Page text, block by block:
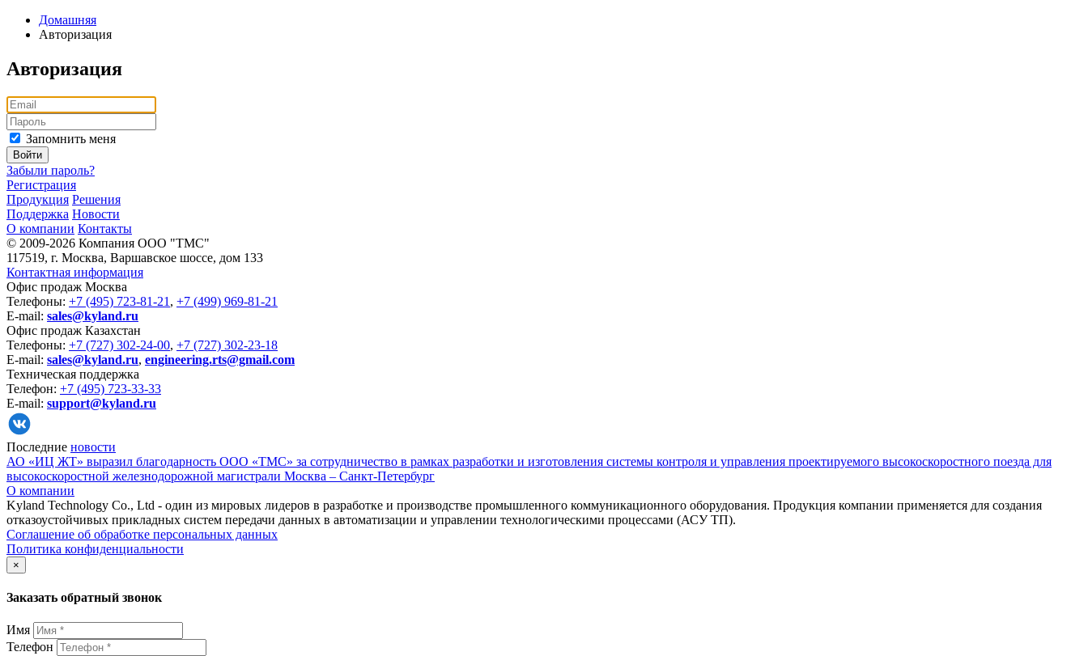
Домашняя
Авторизация
Авторизация
Запомнить меня
Войти
Забыли пароль?
Регистрация
Продукция Решения
Поддержка Новости
О компании Контакты
© 2009-2026 Компания OOO "TMC"
117519, г. Москва, Варшавское шоссе, дом 133
Контактная информация
Офис продаж Москва
Телефоны: +7 (495) 723-81-21 , +7 (499) 969-81-21
E-mail: sales@kyland.ru
Офис продаж Казахстан
Телефоны: +7 (727) 302-24-00, +7 (727) 302-23-18
E-mail: sales@kyland.ru, engineering.rts@gmail.com
Техническая поддержка
Телефон: +7 (495) 723-33-33
E-mail: support@kyland.ru
Последние новости
АО «ИЦ ЖТ» выразил благодарность ООО «ТМС» за сотрудничество в рамках разработки и изготовления системы контроля и управления проектируемого высокоскоростного поезда для
высокоскоростной железнодорожной магистрали Москва – Санкт-Петербург
О компании
Kyland Technology Co., Ltd - один из мировых лидеров в разработке и производстве промышленного коммуникационного оборудования. Продукция компании применяется для создания
отказоустойчивых прикладных систем передачи данных в автоматизации и управлении технологическими процессами (АСУ ТП).
Соглашение об обработке персональных данных
Политика конфиденциальности
×
Заказать обратный звонок
Имя
Телефон